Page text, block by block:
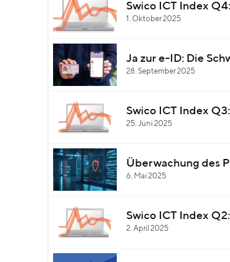
1. Oktober 2025
Swico ICT Index
28. September 2025
Ja zur e-ID: Die
25. Juni 2025
Swico ICT Index
6. Mai 2025
Überwachung des
2. April 2025
Swico ICT Index